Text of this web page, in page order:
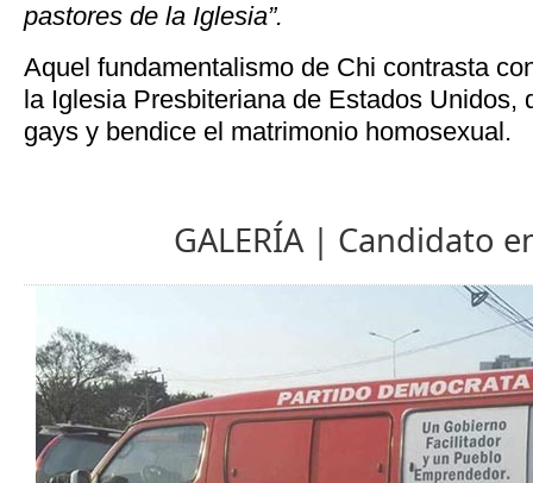
pastores de la Iglesia”.
Aquel fundamentalismo de Chi contrasta
la Iglesia Presbiteriana de Estados Unidos,
gays y bendice el matrimonio homosexual.
GALERÍA | Candidato